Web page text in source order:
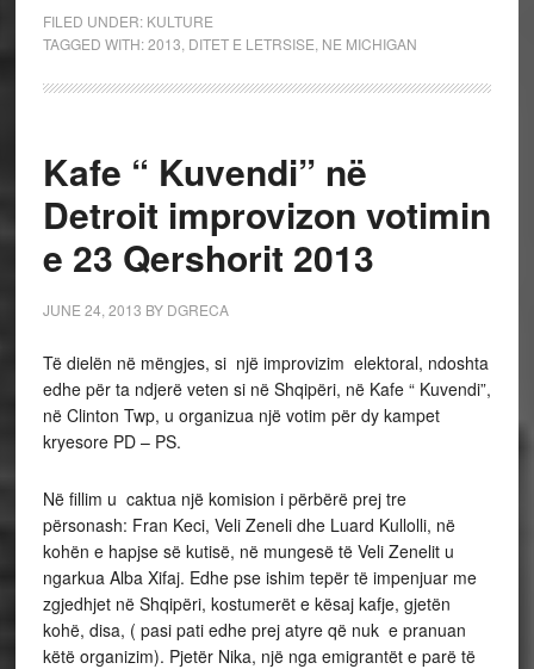
FILED UNDER: KULTURE
TAGGED WITH:2013 DITET E LETRSISE NE MICHIGAN
Kafe “ Kuvendi” në
Detroit improvizon votimin
e 23 Qershorit 2013
JUNE 24, 2013 BY DGRECA
Të dielën në mëngjes, si një improvizim elektoral, ndoshta
edhe për ta ndjerë veten si në Shqipëri, në Kafe “ Kuvendi”,
në Clinton Twp, u organizua një votim për dy kampet
kryesore PD – PS.
Në fillim u caktua një komision i përbërë prej tre
përsonash: Fran Keci, Veli Zeneli dhe Luard Kullolli, në
kohën e hapjse së kutisë, në mungesë të Veli Zenelit u
ngarkua Alba Xifaj. Edhe pse ishim tepër të impenjuar me
zgjedhjet në Shqipëri, kostumerët e kësaj kafje, gjetën
kohë, disa, ( pasi pati edhe prej atyre që nuk e pranuan
këtë organizim). Pjetër Nika, një nga emigrantët e parë të